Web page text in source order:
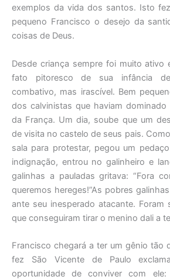
exemplos da vida dos santos. Isto
pequeno Francisco o desejo da
coisas de Deus.
Desde criança sempre foi muito ativo
fato pitoresco de sua infância
combativo, mas irascível. Bem
dos calvinistas que haviam
da França. Um dia, soube que um
de visita no castelo de seus pais.
sala para protestar, pegou um
indignação, entrou no galinheiro e
galinhas a pauladas gritava: “Fora
queremos hereges!”As pobres
ante seu inesperado atacante. Foram
que conseguiram tirar o menino dali a
Francisco chegará a ter um gênio tão
fez São Vicente de Paulo
oportunidade de conviver com